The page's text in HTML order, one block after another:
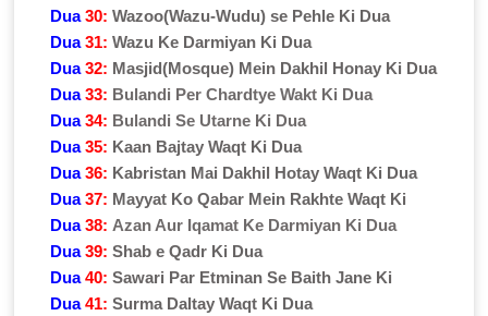
Dua 30: Wazoo(Wazu-Wudu) se Pehle Ki Dua
Dua31: Wazu Ke Darmiyan Ki Dua
Dua 32: Masjid(Mosque) Mein Dakhil Honay Ki Dua
Dua 33: Bulandi Per Chardtye Wakt Ki Dua
Dua 34: Bulandi Se Utarne Ki Dua
Dua 35: Kaan Bajtay Waqt Ki Dua
Dua 36: Kabristan Mai Dakhil Hotay Waqt Ki Dua
Dua 37: Mayyat Ko Qabar Mein Rakhte Waqt Ki
Dua 38: Azan Aur Iqamat Ke Darmiyan Ki Dua
Dua 39: Shab e Qadr Ki Dua
Dua 40: Sawari Par Etminan Se Baith Jane Ki
Dua41: Surma Daltay Waqt Ki Dua